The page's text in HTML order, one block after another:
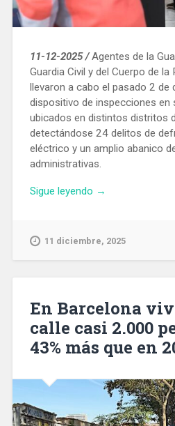
11-12-2025 /Agentes de la
Guardia Civil y del Cuerpo de la
llevaron a cabo el pasado 2 de
dispositivo de inspecciones en
ubicados en distintos distritos
detectándose 24 delitos de
eléctrico y un amplio abanico
administrativas.
Sigue leyendo «Inspeccionan
26
24
defraudaban
el
fluido
→
11 diciembre, 2025
En Barcelona
calle casi 2.000
43% más que en